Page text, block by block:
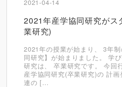
2021-04-14
2021年産学協同研究がス
業研究)
2021年の授業が始まり、 3年
同研究】が始まりました。 学
研究は、 卒業研究です。 今回
産学協同研究(卒業研究)の 計
連の […